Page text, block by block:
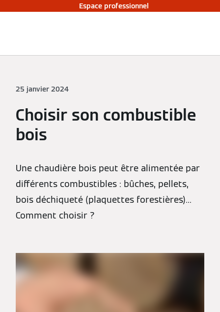
Espace professionnel
25 janvier 2024
Choisir son combustible
bois
Une chaudière bois peut être alimentée par
différents combustibles : bûches, pellets,
bois déchiqueté (plaquettes forestières)...
Comment choisir ?